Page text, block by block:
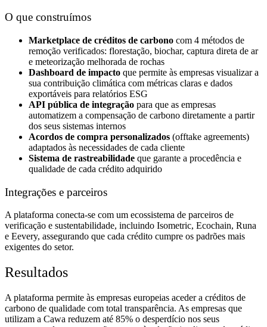
O que construímos
Marketplace de créditos de carbono com 4 métodos de
remoção verificados: florestação, biochar, captura direta de ar
e meteorização melhorada de rochas
Dashboard de impacto que permite às empresas visualizar a
sua contribuição climática com métricas claras e dados
exportáveis para relatórios ESG
API pública de integração para que as empresas
automatizem a compensação de carbono diretamente a partir
dos seus sistemas internos
Acordos de compra personalizados (offtake agreements)
adaptados às necessidades de cada cliente
Sistema de rastreabilidade que garante a procedência e
qualidade de cada crédito adquirido
Integrações e parceiros
A plataforma conecta-se com um ecossistema de parceiros de
verificação e sustentabilidade, incluindo Isometric, Ecochain, Runa
e Eevery, assegurando que cada crédito cumpre os padrões mais
exigentes do setor.
Resultados
A plataforma permite às empresas europeias aceder a créditos de
carbono de qualidade com total transparência. As empresas que
utilizam a Cawa reduzem até 85% o desperdício nos seus